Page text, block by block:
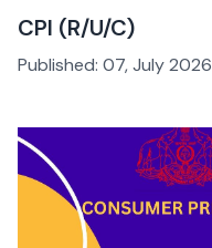
CPI (R/U/C)
Published: 07, July 2026